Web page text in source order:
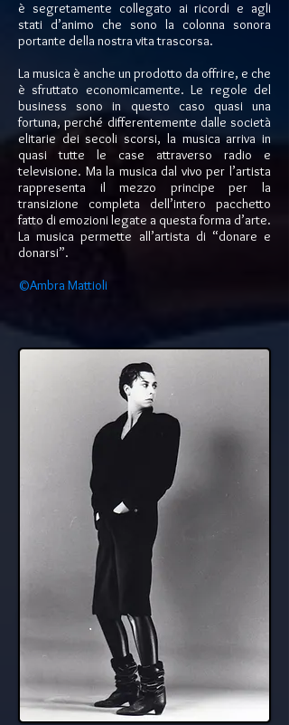
è segretamente collegato ai ricordi e agli
stati d’animo che sono la colonna sonora
portante della nostra vita trascorsa.
La musica è anche un prodotto da offrire, e che
è sfruttato economicamente. Le regole del
business sono in questo caso quasi una
fortuna, perché differentemente dalle società
elitarie dei secoli scorsi, la musica arriva in
quasi tutte le case attraverso radio e
televisione. Ma la musica dal vivo per l’artista
rappresenta il mezzo principe per la
transizione completa dell’intero pacchetto
fatto di emozioni legate a questa forma d’arte.
La musica permette all’artista di “donare e
donarsi”.
©Ambra Mattioli